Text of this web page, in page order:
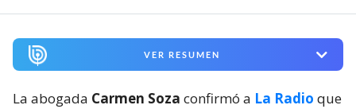
VER RESUMEN
La abogada Carmen Soza confirmó a La Radio que